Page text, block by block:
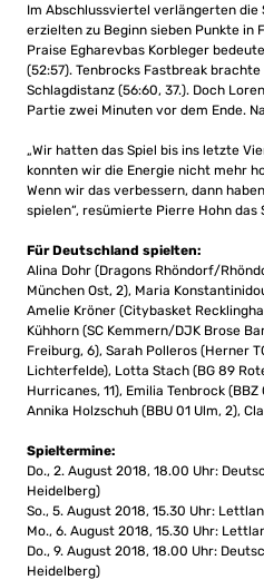
Im Abschlussviertel verlängerten die
erzielten zu Beginn sieben Punkte in
Praise Egharevbas Korbleger
(52:57). Tenbrocks Fastbreak
Schlagdistanz (56:60, 37.). Doch
Partie zwei Minuten vor dem Ende.
„Wir hatten das Spiel bis ins letzte
konnten wir die Energie nicht mehr
Wenn wir das verbessern, dann
spielen“, resümierte Pierre Hohn das
Für Deutschland spielten:
Alina Dohr (Dragons Rhöndorf/
München Ost, 2), Maria
Amelie Kröner (Citybasket
Kühhorn (SC Kemmern/DJK Brose
Freiburg, 6), Sarah Polleros (Herner
Lichterfelde), Lotta Stach (BG 89
Hurricanes, 11), Emilia Tenbrock
Annika Holzschuh (BBU 01 Ulm, 2),
Spieltermine:
Do., 2. August 2018, 18.00 Uhr:
Heidelberg)
So., 5. August 2018, 15.30 Uhr:
Mo., 6. August 2018, 15.30 Uhr:
Do., 9. August 2018, 18.00 Uhr:
Heidelberg)